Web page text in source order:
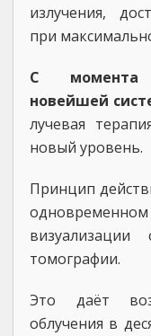
излучения,
при
С момента
новейшей
лучевая
новый уровень.
Принцип
томографии.
Это даёт
облучения в